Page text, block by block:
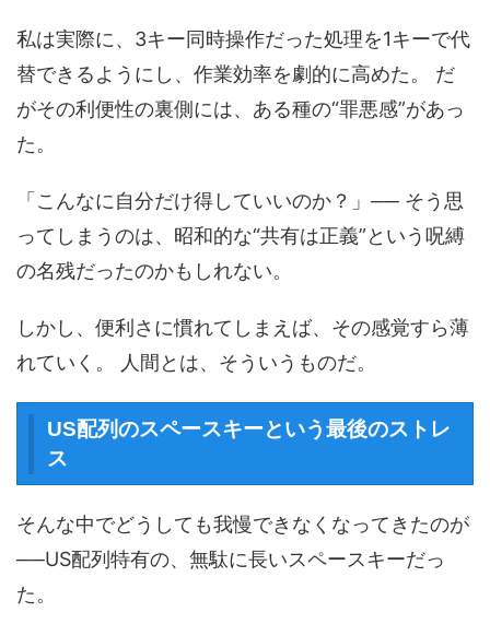
私は実際に、3キー同時操作だった処理を1キーで代
替できるようにし、作業効率を劇的に高めた。 だ
がその利便性の裏側には、ある種の“罪悪感”があっ
た。
「こんなに自分だけ得していいのか？」── そう思
ってしまうのは、昭和的な“共有は正義”という呪縛
の名残だったのかもしれない。
しかし、便利さに慣れてしまえば、その感覚すら薄
れていく。 人間とは、そういうものだ。
US配列のスペースキーという最後のストレ
ス
そんな中でどうしても我慢できなくなってきたのが
──US配列特有の、無駄に長いスペースキーだっ
た。